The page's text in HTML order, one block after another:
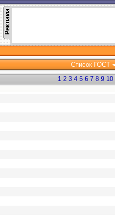
Список ГОСТ
1 2 3 4 5 6 7 8 9 10